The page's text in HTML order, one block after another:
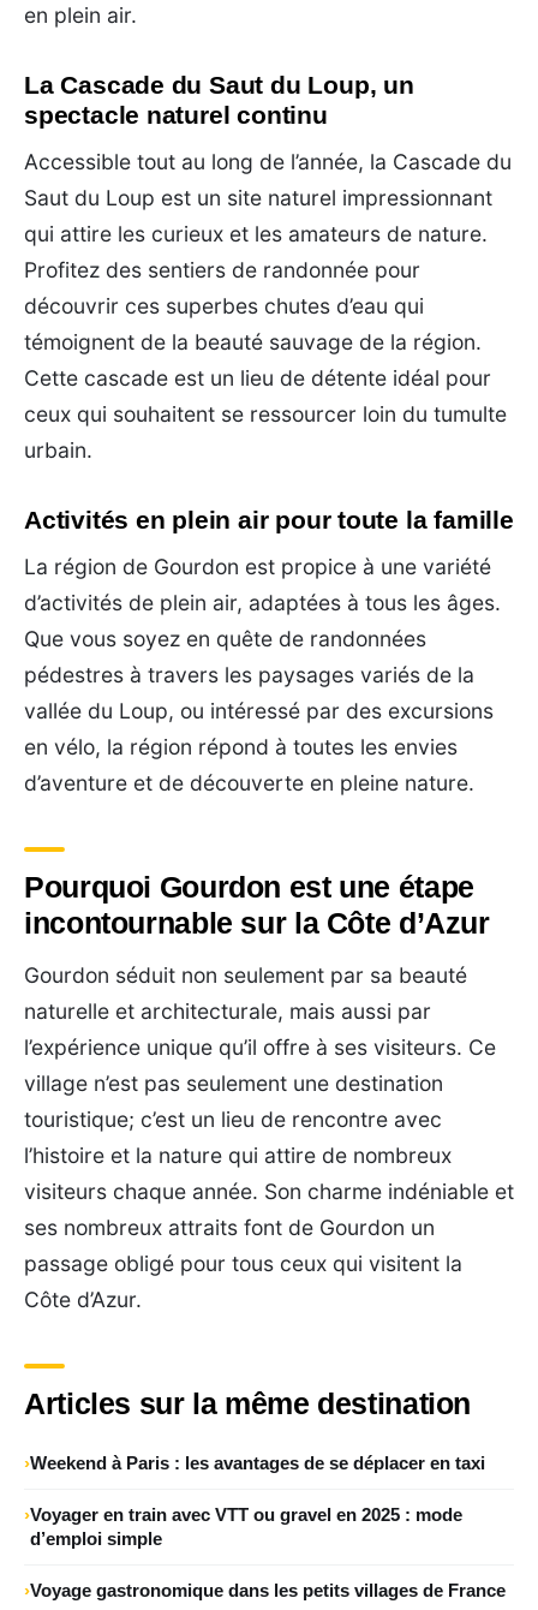
en plein air.
La Cascade du Saut du Loup, un
spectacle naturel continu
Accessible tout au long de l’année, la Cascade du
Saut du Loup est un site naturel impressionnant
qui attire les curieux et les amateurs de nature.
Profitez des sentiers de randonnée pour
découvrir ces superbes chutes d’eau qui
témoignent de la beauté sauvage de la région.
Cette cascade est un lieu de détente idéal pour
ceux qui souhaitent se ressourcer loin du tumulte
urbain.
Activités en plein air pour toute la famille
La région de Gourdon est propice à une variété
d’activités de plein air, adaptées à tous les âges.
Que vous soyez en quête de randonnées
pédestres à travers les paysages variés de la
vallée du Loup, ou intéressé par des excursions
en vélo, la région répond à toutes les envies
d’aventure et de découverte en pleine nature.
Pourquoi Gourdon est une étape
incontournable sur la Côte d’Azur
Gourdon séduit non seulement par sa beauté
naturelle et architecturale, mais aussi par
l’expérience unique qu’il offre à ses visiteurs. Ce
village n’est pas seulement une destination
touristique; c’est un lieu de rencontre avec
l’histoire et la nature qui attire de nombreux
visiteurs chaque année. Son charme indéniable et
ses nombreux attraits font de Gourdon un
passage obligé pour tous ceux qui visitent la
Côte d’Azur.
Articles sur la même destination
Weekend à Paris : les avantages de se déplacer en taxi
Voyager en train avec VTT ou gravel en 2025 : mode
d’emploi simple
Voyage gastronomique dans les petits villages de France